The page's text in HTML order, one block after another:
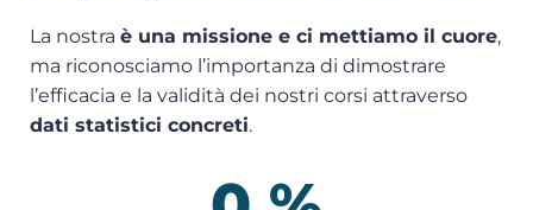
La nostra è una missione e ci mettiamo il cuore,
ma riconosciamo l’importanza di dimostrare
l’efficacia e la validità dei nostri corsi attraverso
dati statistici concreti.